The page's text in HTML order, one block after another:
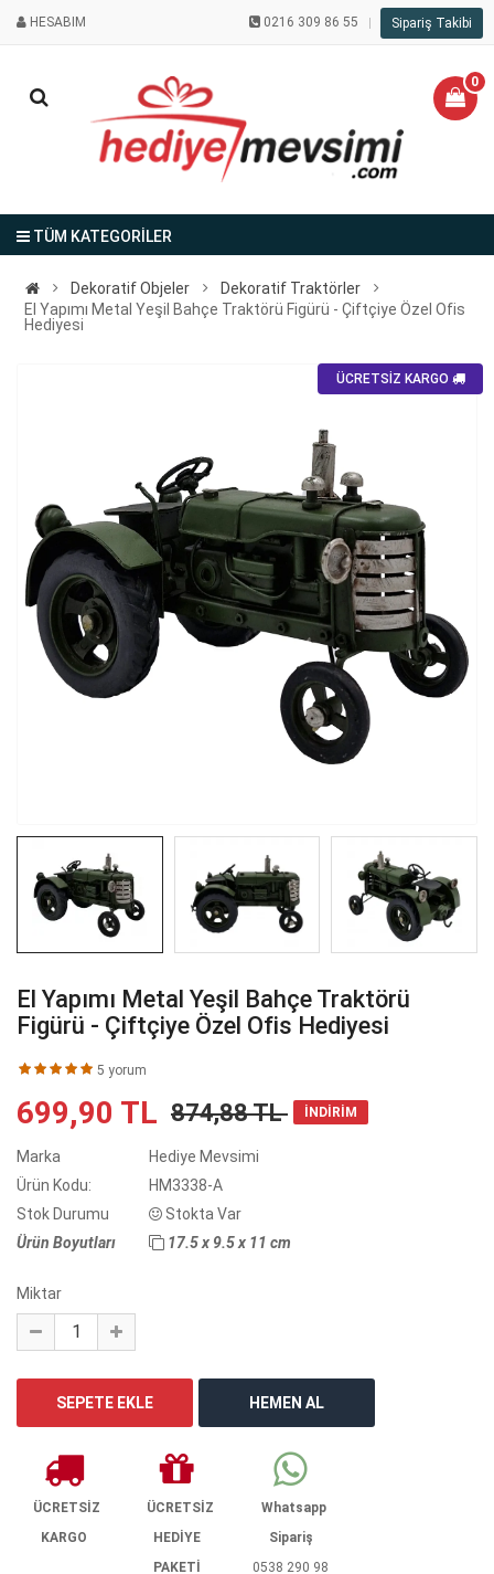
HESABIM 0216 309 86 55 Sipariş Takibi
0
TÜM KATEGORİLER
Dekoratif Objeler
Dekoratif Traktörler
El Yapımı Metal Yeşil Bahçe Traktörü Figürü - Çiftçiye Özel Ofis
Hediyesi
ÜCRETSİZ KARGO
El Yapımı Metal Yeşil Bahçe Traktörü
Figürü - Çiftçiye Özel Ofis Hediyesi
5 yorum
699,90 TL 874,88 TL İNDİRİM
Marka
Hediye Mevsimi
Ürün Kodu:
HM3338-A
Stok Durumu
Stokta Var
Ürün Boyutları
17.5 x 9.5 x 11 cm
Miktar
ÜCRETSİZ
KARGO
ÜCRETSİZ
HEDİYE
PAKETİ
Whatsapp
Sipariş
0538 290 98